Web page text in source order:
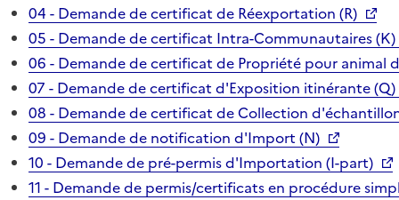
04 - Demande de certificat de Réexportation (R)
05 - Demande de certificat Intra-Communautaires (K)
06 - Demande de certificat de Propriété pour animal
07 - Demande de certificat d'Exposition itinérante (Q)
08 - Demande de certificat de Collection
09 - Demande de notification d'Import (N)
10 - Demande de pré-permis d'Importation (I-part)
11 - Demande de permis/certificats en procédure